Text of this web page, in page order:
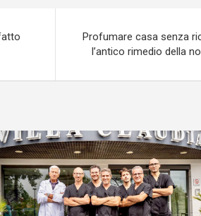
Profumare casa senza
l’antico rimedio della